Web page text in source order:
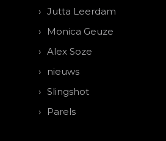
Jutta Leerdam
Monica Geuze
Alex Soze
nieuws
Slingshot
Parels